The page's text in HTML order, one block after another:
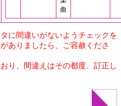
曲
に間違いがないようチェックを
ありましたら、ご容赦くださ
り、間違えはその都度、訂正し